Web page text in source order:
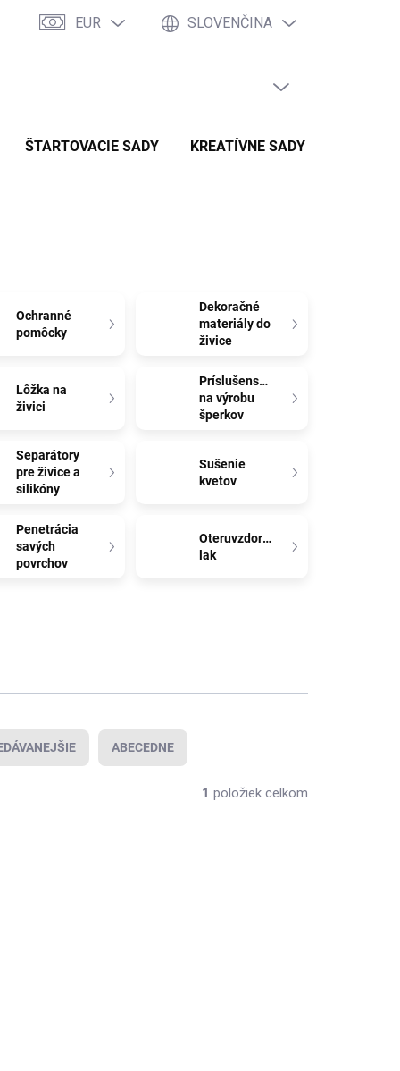
EUR SLOVENČINA
ŠTARTOVACIE SADY KREATÍVNE SADY
Ochranné
pomôcky
Dekoračné
materiály do
živice
Lôžka na
živici
Príslušenstvo
na výrobu
šperkov
Separátory
pre živice a
silikóny
Sušenie
kvetov
Penetrácia
savých
povrchov
Oteruvzdorný
lak
ABECEDNE
1 položiek celkom